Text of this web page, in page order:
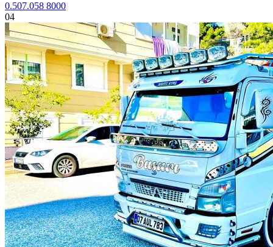
0.507.058 8000
04